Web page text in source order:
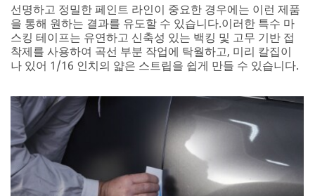
선명하고 정밀한 페인트 라인이 중요한 경우에는 이런 제품
을 통해 원하는 결과를 유도할 수 있습니다.이러한 특수 마
스킹 테이프는 유연하고 신축성 있는 백킹 및 고무 기반 접
착제를 사용하여 곡선 부분 작업에 탁월하고, 미리 칼집이
나 있어 1/16 인치의 얇은 스트립을 쉽게 만들 수 있습니다.